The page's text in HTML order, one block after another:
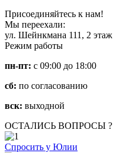
Присоединяйтесь к нам!
Мы переехали:
ул. Шейнкмана 111, 2 этаж
Режим работы
пн-пт: с 09:00 до 18:00
сб: по согласованию
вск: выходной
ОСТАЛИСЬ ВОПРОСЫ ?
Спросить у Юлии